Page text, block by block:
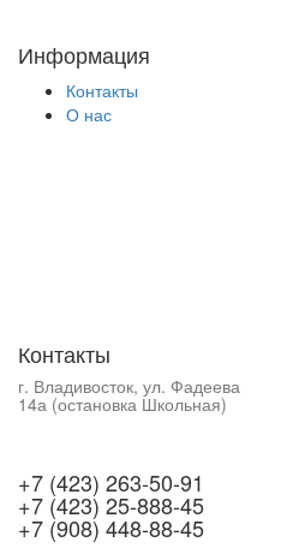
Информация
Контакты
О нас
Контакты
г. Владивосток, ул. Фадеева
14а (остановка Школьная)
+7 (423) 263-50-91
+7 (423) 25-888-45
+7 (908) 448-88-45